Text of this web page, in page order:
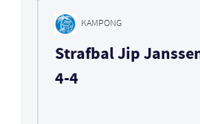
KAMPONG
Strafbal Jip
4-4